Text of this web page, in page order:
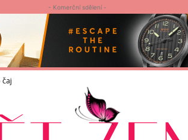
- Komerční sdělení -